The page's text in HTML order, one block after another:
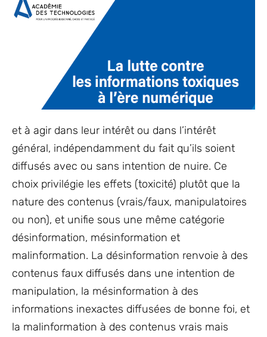
et à agir dans leur intérêt ou dans l’intérêt
général, indépendamment du fait qu’ils soient
diffusés avec ou sans intention de nuire. Ce
choix privilégie les effets (toxicité) plutôt que la
nature des contenus (vrais/faux, manipulatoires
ou non), et unifie sous une même catégorie
désinformation, mésinformation et
malinformation. La désinformation renvoie à des
contenus faux diffusés dans une intention de
manipulation, la mésinformation à des
informations inexactes diffusées de bonne foi, et
la malinformation à des contenus vrais mais